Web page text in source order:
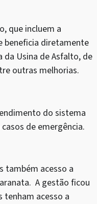
que incluem a
beneficia diretamente
Usina de Asfalto, de
outras melhorias.
do sistema
de emergência.
também acesso a
A gestão ficou
acesso a